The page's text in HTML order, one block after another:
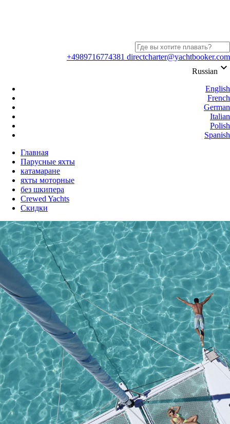
+4989716774381 directcharter@yachtbooker.com
Russian keyboard_arrow_down
English
French
German
Italian
Polish
Spanish
Главная
Парусные яхты
катамаране
яхты моторные
без шкипера
Crewed Yachts
Скидки